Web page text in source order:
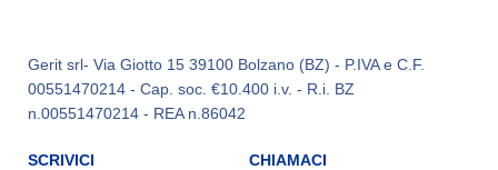
Gerit srl- Via Giotto 15 39100 Bolzano (BZ) - P.IVA e C.F.
00551470214 - Cap. soc. €10.400 i.v. - R.i. BZ
n.00551470214 - REA n.86042
SCRIVICI
CHIAMACI